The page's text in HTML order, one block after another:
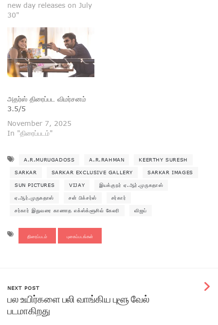
new day releases on July
30"
அதர்ஸ் திரைப்பட விமர்சனம்
3.5/5
November 7, 2025
In "திரைப்படம்"
A.R.MURUGADOSS A.R.RAHMAN KEERTHY SURESH
SARKAR SARKAR EXCLUSIVE GALLERY SARKAR IMAGES
SUN PICTURES VIJAY இயக்குநர் ஏ.ஆர்.முருகதாஸ்
ஏ.ஆர்.முருகதாஸ் சன் பிக்சர்ஸ் சர்கார்
சர்கார் இதுவரை காணாத எக்ஸ்க்ளூசிவ் கேலரி விஜய்
திரைப்படம் புகைப்படங்கள்
NEXT POST
பல உயிர்களை பலி வாங்கிய புளூ வேல்
படமாகிறது